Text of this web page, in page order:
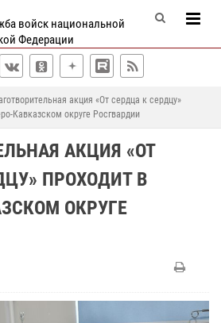
войск национальной
Федерации
акция «От сердца к сердцу»
Кавказском округе Росгвардии
АКЦИЯ «ОТ
ПРОХОДИТ В
ОКРУГЕ